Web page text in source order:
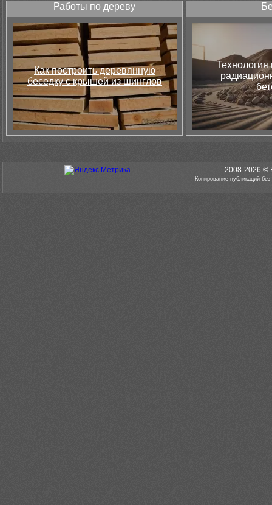
Работы по дереву
Как построить деревянную
беседку с крышей из шинглов
Технология
2008-2026 ©
Копирование публикаций